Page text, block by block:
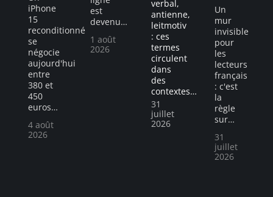
iPhone
15
reconditionné
se
négocie
aujourd'hui
entre
380 et
450
euros…
4 août
2026
est
devenu…
1 août
2026
verbal,
antienne,
leitmotiv
: ces
termes
circulent
dans
des
contextes…
31
juillet
2026
Un
mur
invisible
pour
les
lecteurs
français
: c'est
la
règle
sur…
31
juillet
2026